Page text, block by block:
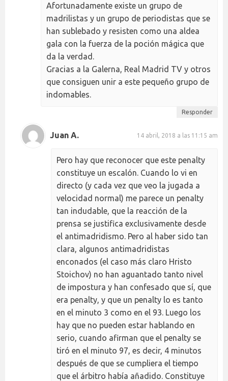
Afortunadamente existe un grupo de
madrilistas y un grupo de periodistas que se
han sublebado y resisten como una aldea
gala con la fuerza de la poción mágica que
da la verdad.
Gracias a la Galerna, Real Madrid TV y otros
que consiguen unir a este pequeño grupo de
indomables.
Responder
Juan A. 14 abril, 2018 a las 11:15 am
Pero hay que reconocer que este penalty
constituye un escalón. Cuando lo vi en
directo (y cada vez que veo la jugada a
velocidad normal) me parece un penalty
tan indudable, que la reacción de la
prensa se justifica exclusivamente desde
el antimadridismo. Pero al haber sido tan
clara, algunos antimadridistas
enconados (el caso más claro Hristo
Stoichov) no han aguantado tanto nivel
de impostura y han confesado que sí, que
era penalty, y que un penalty lo es tanto
en el minuto 3 como en el 93. Luego los
hay que no pueden estar hablando en
serio, cuando afirman que el penalty se
tiró en el minuto 97, es decir, 4 minutos
después de que se cumpliera el tiempo
que el árbitro había añadido. Constituye